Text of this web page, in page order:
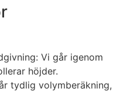
Vi går igenom
höjder.
tydlig volymberäkning,